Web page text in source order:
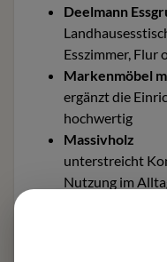
Deelmann
Esszimmer, Flur
Markenmöbel
ergänzt die
hochwertig
Massivholz
unterstreicht
Nutzung im
helfen bei
Material und